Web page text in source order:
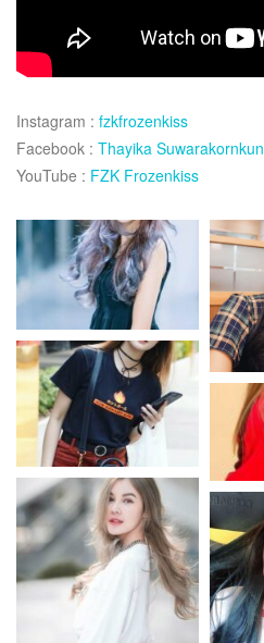
Instagram : fzkfrozenkiss
Facebook : Thayika Suwarakornkun
YouTube : FZK Frozenkiss